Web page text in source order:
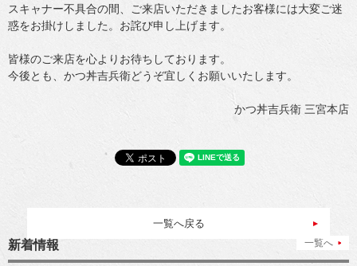
スキャナー不具合の間、ご来店いただきましたお客様には大変ご迷
惑をお掛けしました。お詫び申し上げます。
皆様のご来店を心よりお待ちしております。
今後とも、かつ丼吉兵衛どうぞ宜しくお願いいたします。
かつ丼吉兵衛 三宮本店
一覧へ戻る
新着情報 一覧へ